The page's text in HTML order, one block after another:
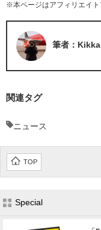
※本ページはアフィリエイ
筆者：Kikka
関連タグ
ニュース
TOP
Special